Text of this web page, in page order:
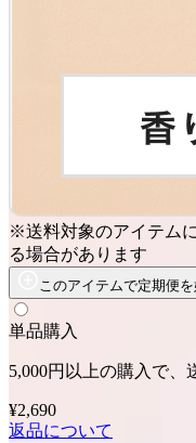
※送料対象のアイテム
る場合があります
このアイテムで定期便
単品購入
5,000円以上の購入で、
¥2,690
返品について